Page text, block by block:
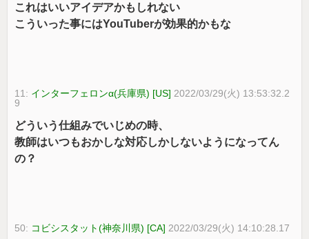
これはいいアイデアかもしれない
こういった事にはYouTuberが効果的かもな
11: インターフェロンα(兵庫県) [US] 2022/03/29(火) 13:53:32.2
9
どういう仕組みでいじめの時、
教師はいつもおかしな対応しかしないようになってん
の？
50: コビシスタット(神奈川県) [CA] 2022/03/29(火) 14:10:28.17